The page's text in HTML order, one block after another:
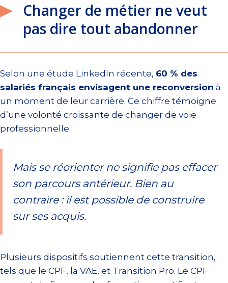
Changer de métier ne veut
pas dire tout abandonner
Selon une étude LinkedIn récente, 60 % des
salariés français envisagent une reconversion à
un moment de leur carrière. Ce chiffre témoigne
d’une volonté croissante de changer de voie
professionnelle.
Mais se réorienter ne signifie pas effacer
son parcours antérieur. Bien au
contraire : il est possible de construire
sur ses acquis.
Plusieurs dispositifs soutiennent cette transition,
tels que le CPF, la VAE, et Transition Pro. Le CPF